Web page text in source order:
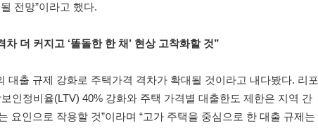
전망”이라고 했다.
더 커지고 ‘똘돌한 한 채’ 현상 고착화할 것”
대출 규제 강화로 주택가격 격차가 확대될 것이라고 내다봤다. 리포
인정비율(LTV) 40% 강화와 주택 가격별 대출한도 제한은 지역 간
요인으로 작용할 것”이라며 “고가 주택을 중심으로 한 대출 규제는